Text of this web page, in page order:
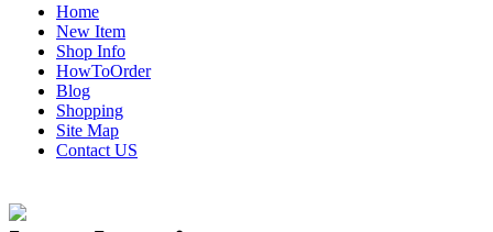
Home
New Item
Shop Info
HowToOrder
Blog
Shopping
Site Map
Contact US